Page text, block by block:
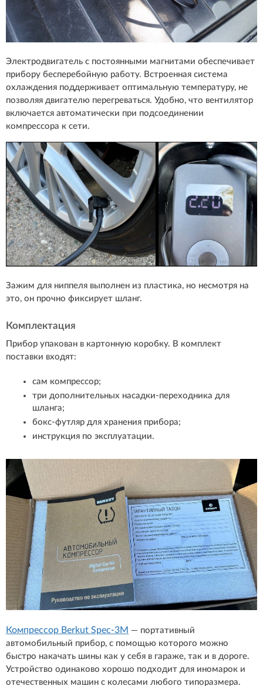
Электродвигатель с постоянными магнитами обеспечивает
прибору бесперебойную работу. Встроенная система
охлаждения поддерживает оптимальную температуру, не
позволяя двигателю перегреваться. Удобно, что вентилятор
включается автоматически при подсоединении
компрессора к сети.
Зажим для ниппеля выполнен из пластика, но несмотря на
это, он прочно фиксирует шланг.
Комплектация
Прибор упакован в картонную коробку. В комплект
поставки входят:
сам компрессор;
три дополнительных насадки-переходника для
шланга;
бокс-футляр для хранения прибора;
инструкция по эксплуатации.
Компрессор Berkut Spec-3M — портативный
автомобильный прибор, с помощью которого можно
быстро накачать шины как у себя в гараже, так и в дороге.
Устройство одинаково хорошо подходит для иномарок и
отечественных машин с колесами любого типоразмера.